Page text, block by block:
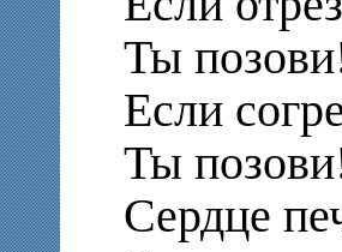
Ты
Если
Ты
Сердце